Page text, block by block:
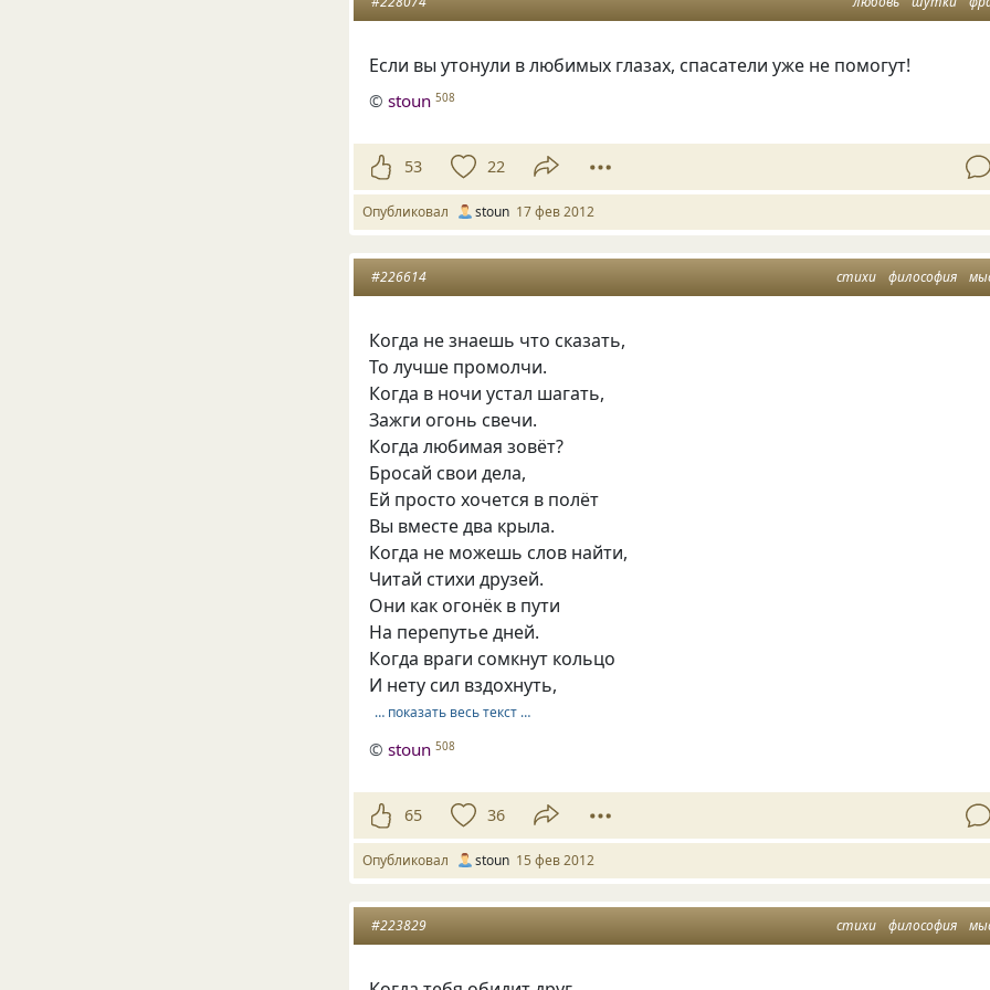
Если вы утонули в любимых глазах, спасатели уже не помогут!
©stoun 508
53 22
Опубликовал stoun 17 фев 2012
стихи философия
#226614
Когда не знаешь что сказать,
То лучше промолчи.
Когда в ночи устал шагать,
Зажги огонь свечи.
Когда любимая зовёт?
Бросай свои дела,
Ей просто хочется в полёт
Вы вместе два крыла.
Когда не можешь слов найти,
Читай стихи друзей.
Они как огонёк в пути
На перепутье дней.
Когда враги сомкнут кольцо
И нету сил вздохнуть,
… показать весь текст …
©stoun 508
65 36
Опубликовал stoun 15 фев 2012
стихи философия
#223829